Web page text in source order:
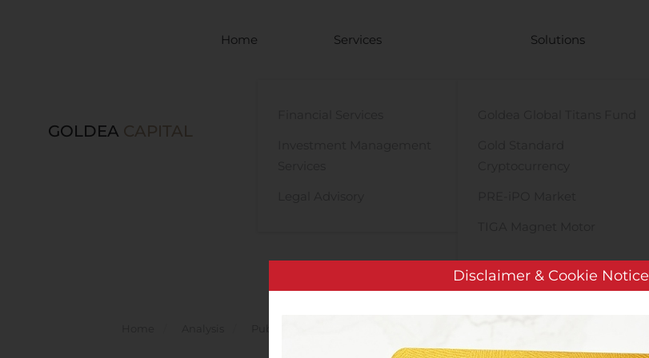
GOLDEA CAPITAL
Home Services Solutions
Disclaimer & Cookie Notice